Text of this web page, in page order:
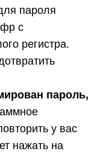
пароля
с
регистра.
пароль,
у вас
нажать на